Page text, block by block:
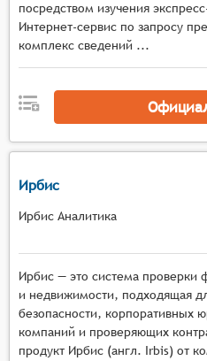
Поиск и
предоставлять
фильтрации данных
таким как название
деятельности,
Это упрощает
функции для
например, расчёт
оценка рисков
информированные
предприятий для
Обновление
обеспечивать
посредством изучения
Интернет-сервис по запросу
комплекс сведений ...
Ирбис
Ирбис Аналитика
Ирбис — это система проверки
и недвижимости, подходящая
безопасности, корпоративных
компаний и проверяющих
продукт Ирбис (англ. Irbis) от